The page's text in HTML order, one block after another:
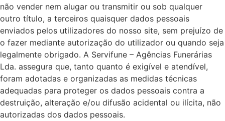
não vender nem alugar ou transmitir ou sob qualquer
outro título, a terceiros quaisquer dados pessoais
enviados pelos utilizadores do nosso site, sem prejuízo de
o fazer mediante autorização do utilizador ou quando seja
legalmente obrigado. A Servifune – Agências Funerárias
Lda. assegura que, tanto quanto é exigível e atendível,
foram adotadas e organizadas as medidas técnicas
adequadas para proteger os dados pessoais contra a
destruição, alteração e/ou difusão acidental ou ilícita, não
autorizadas dos dados pessoais.